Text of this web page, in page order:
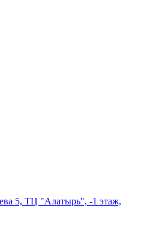
5, ТЦ "Алатырь", -1 этаж,